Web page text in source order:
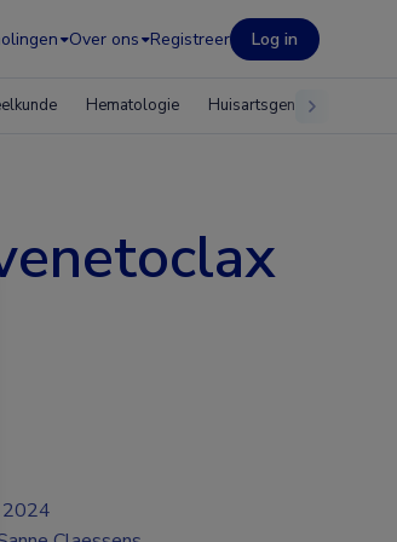
Over ons Registreer Log in
Hematologie Huisartsgeneeskunde
2024